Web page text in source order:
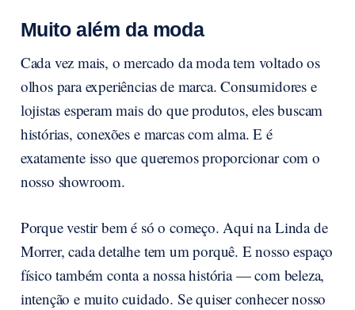
Muito além da moda
Cada vez mais, o mercado da moda tem voltado os
olhos para experiências de marca. Consumidores e
lojistas esperam mais do que produtos, eles buscam
histórias, conexões e marcas com alma. E é
exatamente isso que queremos proporcionar com o
nosso showroom.
Porque vestir bem é só o começo. Aqui na Linda de
Morrer, cada detalhe tem um porquê. E nosso espaço
físico também conta a nossa história — com beleza,
intenção e muito cuidado. Se quiser conhecer nosso